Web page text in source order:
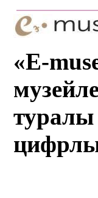
«E-
туралы